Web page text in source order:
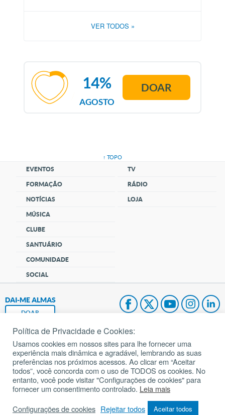
VER TODOS »
AGOSTO
14% DOAR
↑ TOPO
EVENTOS
FORMAÇÃO
NOTÍCIAS
MÚSICA
CLUBE
SANTUÁRIO
COMUNIDADE
SOCIAL
TV
RÁDIO
LOJA
DAI-ME ALMAS
DOAR
Fundação João Paulo II
Pedido de Oração
Mapa do site
Política de Privacidade e Cookies:
Usamos cookies em nossos sites para lhe fornecer uma
experiência mais dinâmica e agradável, lembrando as suas
preferências nos próximos acessos. Ao clicar em “Aceitar
todos”, você concorda com o uso de TODOS os cookies. No
entanto, você pode visitar "Configurações de cookies" para
fornecer um consentimento controlado. Leia mais
Configurações de cookies Rejeitar todos Aceitar todos